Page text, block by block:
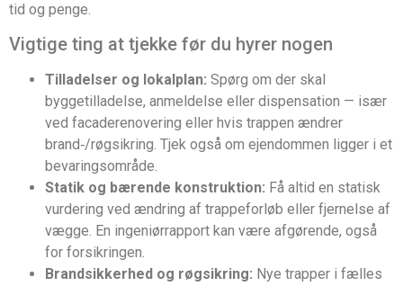
tid og penge.
Vigtige ting at tjekke før du hyrer nogen
Tilladelser og lokalplan: Spørg om der skal
byggetilladelse, anmeldelse eller dispensation — især
ved facaderenovering eller hvis trappen ændrer
brand‑/røgsikring. Tjek også om ejendommen ligger i et
bevaringsområde.
Statik og bærende konstruktion: Få altid en statisk
vurdering ved ændring af trappeforløb eller fjernelse af
vægge. En ingeniørrapport kan være afgørende, også
for forsikringen.
Brandsikkerhed og røgsikring: Nye trapper i fælles